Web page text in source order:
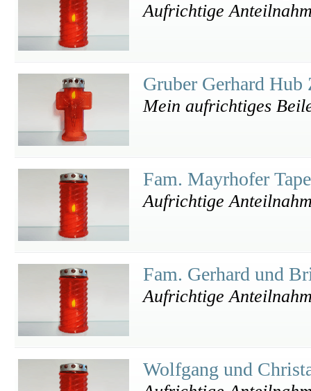
Aufrichtige
Gruber Gerhard
Mein aufrichtiges
Fam. Mayrhofer
Aufrichtige
Fam. Gerhard und
Aufrichtige
Wolfgang und